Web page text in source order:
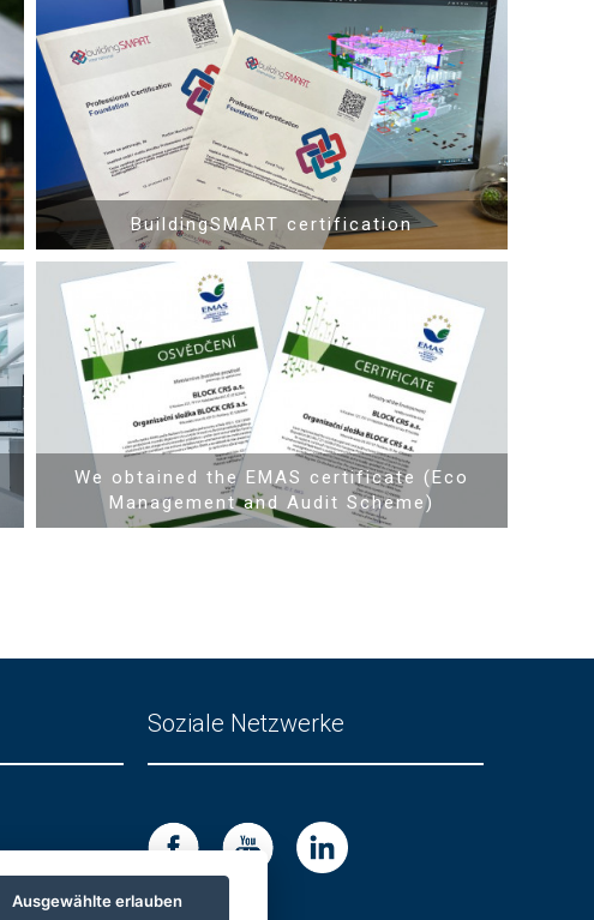
BuildingSMART certification
Mehr Informationen
We obtained the EMAS certificate (Eco
Management and Audit Scheme)
Mehr Informationen
Soziale Netzwerke
Ausgewählte erlauben